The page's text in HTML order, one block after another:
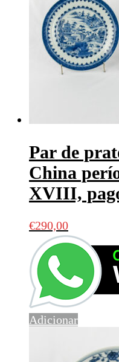
Par de
China
XVIII,
€290,00
Adicionar